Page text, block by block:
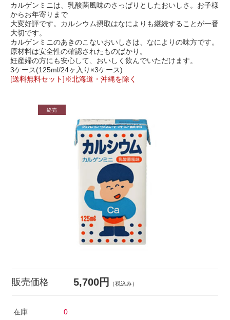
カルゲンミニは、乳酸菌風味のさっぱりとしたおいしさ。お子様
からお年寄りまで
大変好評です。カルシウム摂取はなによりも継続することが一番
大切です。
カルゲンミニのあきのこないおいしさは、なによりの味方です。
原材料は安全性の確認されたものばかり。
妊産婦の方にも安心して、おいしく飲んでいただけます。
3ケース(125ml/24ヶ入り×3ケース)
[送料無料セット]※北海道・沖縄を除く
販売価格 5,700円 （税込み）
在庫 0